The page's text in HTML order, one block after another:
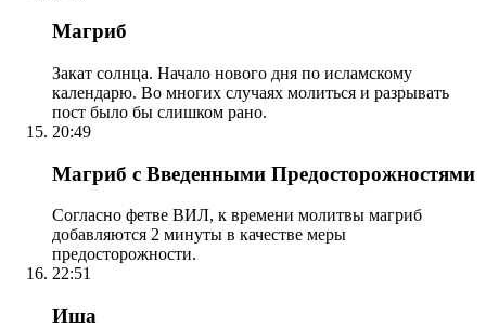
Магриб
Закат солнца. Начало нового дня по исламскому
календарю. Во многих случаях молиться и разрывать
пост было бы слишком рано.
20:49
Магриб с Введенными Предосторожностями
Согласно фетве ВИЛ, к времени молитвы магриб
добавляются 2 минуты в качестве меры
предосторожности.
22:51
Иша